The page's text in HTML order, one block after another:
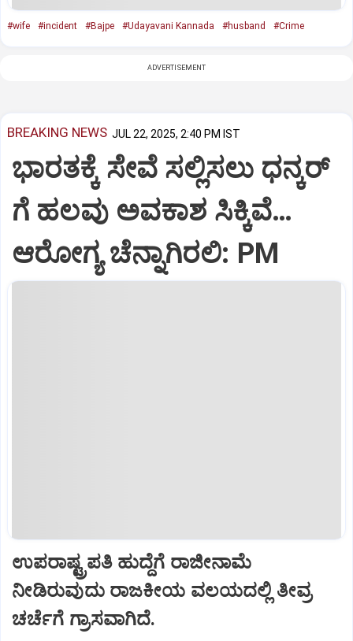
#wife #incident #Bajpe #Udayavani Kannada #husband #Crime
ADVERTISEMENT
BREAKING NEWS JUL 22, 2025, 2:40 PM IST
ಭಾರತಕ್ಕೆ ಸೇವೆ ಸಲ್ಲಿಸಲು ಧನ್ಕರ್‌
ಗೆ ಹಲವು ಅವಕಾಶ ಸಿಕ್ಕಿವೆ…
ಆರೋಗ್ಯ ಚೆನ್ನಾಗಿರಲಿ: PM
ಉಪರಾಷ್ಟ್ರಪತಿ ಹುದ್ದೆಗೆ ರಾಜೀನಾಮೆ
ನೀಡಿರುವುದು ರಾಜಕೀಯ ವಲಯದಲ್ಲಿ ತೀವ್ರ
ಚರ್ಚೆಗೆ ಗ್ರಾಸವಾಗಿದೆ.